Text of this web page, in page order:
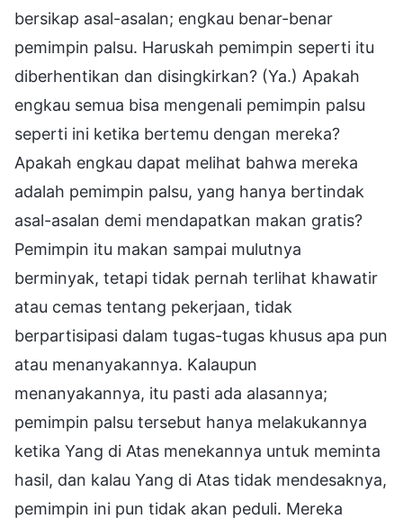
bersikap asal-asalan; engkau benar-benar
pemimpin palsu. Haruskah pemimpin seperti itu
diberhentikan dan disingkirkan? (Ya.) Apakah
engkau semua bisa mengenali pemimpin palsu
seperti ini ketika bertemu dengan mereka?
Apakah engkau dapat melihat bahwa mereka
adalah pemimpin palsu, yang hanya bertindak
asal-asalan demi mendapatkan makan gratis?
Pemimpin itu makan sampai mulutnya
berminyak, tetapi tidak pernah terlihat khawatir
atau cemas tentang pekerjaan, tidak
berpartisipasi dalam tugas-tugas khusus apa pun
atau menanyakannya. Kalaupun
menanyakannya, itu pasti ada alasannya;
pemimpin palsu tersebut hanya melakukannya
ketika Yang di Atas menekannya untuk meminta
hasil, dan kalau Yang di Atas tidak mendesaknya,
pemimpin ini pun tidak akan peduli. Mereka